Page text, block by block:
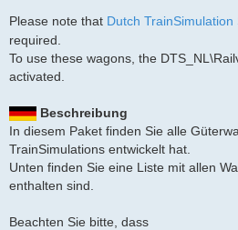
Please note that Dutch
required.
To use these wagons, the
activated.
Beschreibung
In diesem Paket finden Sie alle
TrainSimulations entwickelt hat.
Unten finden Sie eine Liste mit allen
enthalten sind.
Beachten Sie bitte, dass